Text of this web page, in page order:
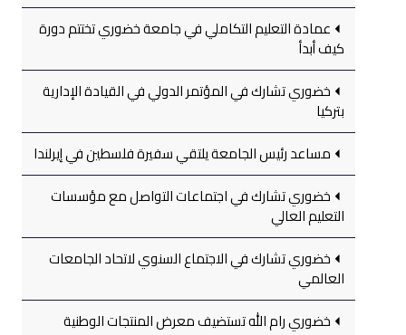
عمادة التعليم التكاملي في جامعة خضوري تختتم دورة
كيف أبدأ
خضوري تشارك في المؤتمر الدولي في القيادة الإدارية
بتركيا
مساعد رئيس الجامعة يلتقي سفيرة فلسطين في إيرلندا
خضوري تشارك في اجتماعات التواصل مع مؤسسات
التعليم العالي
خضوري تشارك في الاجتماع السنوي لاتحاد الجامعات
العالمي
خضوري رام الله تستضيف معرض المنتجات الوطنية